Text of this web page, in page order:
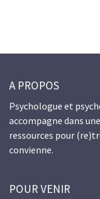
A PROPOS
Psychologue et
accompagne dans
ressources pour
convienne.
POUR VENIR